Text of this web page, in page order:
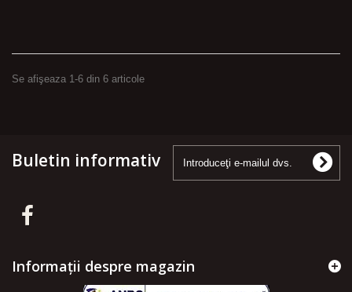
Se afişeaza 1-6 din 6 articole
Buletin informativ
Informații despre magazin